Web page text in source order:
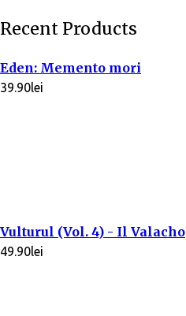
Recent Products
Eden: Memento mori
39.90lei
Vulturul (Vol. 4) - Il Valacho
49.90lei